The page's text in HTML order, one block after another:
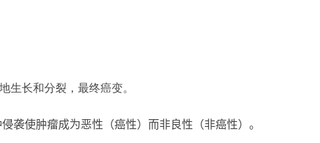
长和分裂，最终癌变。
袭使肿瘤成为恶性（癌性）而非良性（非癌性）。